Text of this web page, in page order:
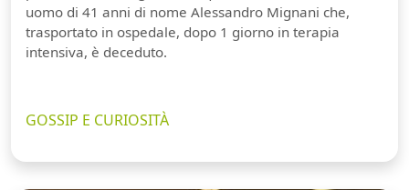
uomo di 41 anni di nome Alessandro Mignani che,
trasportato in ospedale, dopo 1 giorno in terapia
intensiva, è deceduto.
GOSSIP E CURIOSITÀ